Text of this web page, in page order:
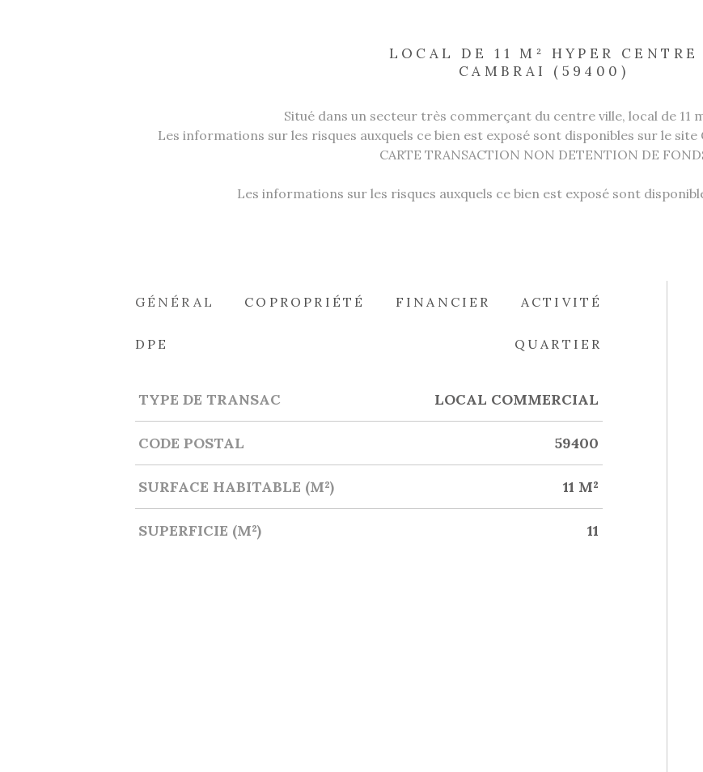
LOCAL DE 11 M² HYPER CENTRE
CAMBRAI (59400)
Situé dans un secteur très commerçant du centre ville, local de 11
Les informations sur les risques auxquels ce bien est exposé sont disponibles sur le
CARTE TRANSACTION NON DETENTION DE
Les informations sur les risques auxquels ce bien est exposé sont
GÉNÉRAL COPROPRIÉTÉ FINANCIER ACTIVITÉ
DPE QUARTIER
Caractérisque Valeurs
TYPE DE TRANSAC LOCAL COMMERCIAL
CODE POSTAL 59400
SURFACE HABITABLE (M²) 11 M²
SUPERFICIE (M²) 11